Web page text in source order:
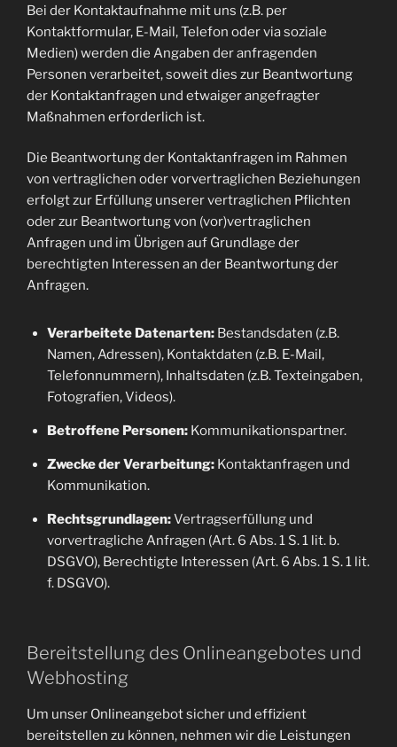
Bei der Kontaktaufnahme mit uns (z.B. per
Kontaktformular, E-Mail, Telefon oder via soziale
Medien) werden die Angaben der anfragenden
Personen verarbeitet, soweit dies zur Beantwortung
der Kontaktanfragen und etwaiger angefragter
Maßnahmen erforderlich ist.
Die Beantwortung der Kontaktanfragen im Rahmen
von vertraglichen oder vorvertraglichen Beziehungen
erfolgt zur Erfüllung unserer vertraglichen Pflichten
oder zur Beantwortung von (vor)vertraglichen
Anfragen und im Übrigen auf Grundlage der
berechtigten Interessen an der Beantwortung der
Anfragen.
Verarbeitete Datenarten:Bestandsdaten (z.B.
Namen, Adressen), Kontaktdaten (z.B. E-Mail,
Telefonnummern), Inhaltsdaten (z.B. Texteingaben,
Fotografien, Videos).
Betroffene Personen:Kommunikationspartner.
Zwecke der Verarbeitung:Kontaktanfragen und
Kommunikation.
Rechtsgrundlagen:Vertragserfüllung und
vorvertragliche Anfragen (Art. 6 Abs. 1 S. 1 lit. b.
DSGVO), Berechtigte Interessen (Art. 6 Abs. 1 S. 1 lit.
f. DSGVO).
Bereitstellung des Onlineangebotes und
Webhosting
Um unser Onlineangebot sicher und effizient
bereitstellen zu können, nehmen wir die Leistungen